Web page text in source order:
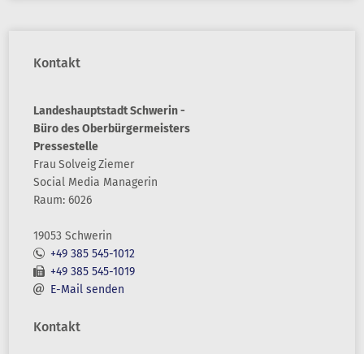
Kontakt
Landeshauptstadt Schwerin -
Büro des Oberbürgermeisters
Pressestelle
Frau SolveigZiemer
Social Media Managerin
Raum: 6026
19053 Schwerin
+49 385 545-1012
+49 385 545-1019
E-Mail senden
Kontakt